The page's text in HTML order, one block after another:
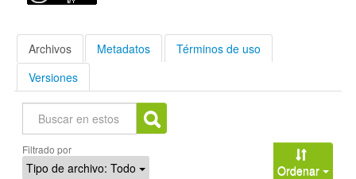
Archivos Metadatos
Términos de uso
Versiones
Buscar
Filtrado por
Tipo de archivo: Todo
Ordenar